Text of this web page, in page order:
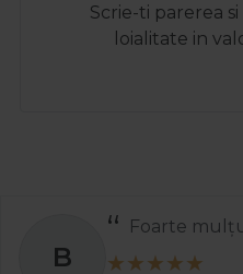
Scrie-ti parerea
loialitate in
S